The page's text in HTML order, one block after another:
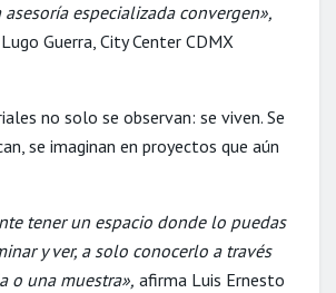
especializada convergen»,
Guerra, City Center CDMX
no solo se observan: se viven. Se
se imaginan en proyectos que aún
tener un espacio donde lo puedas
y ver, a solo conocerlo a través
o una muestra», afirma Luis Ernesto